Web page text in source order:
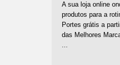
A sua loja online
produtos para a
Portes grátis a
das Melhores
...